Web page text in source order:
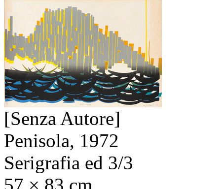
[Senza Autore]
Penisola, 1972
Serigrafia ed 3/3